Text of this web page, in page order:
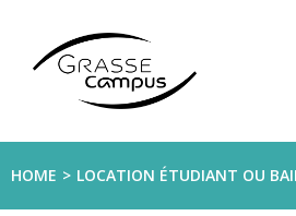
HOME LOCATION ÉTUDIANT OU